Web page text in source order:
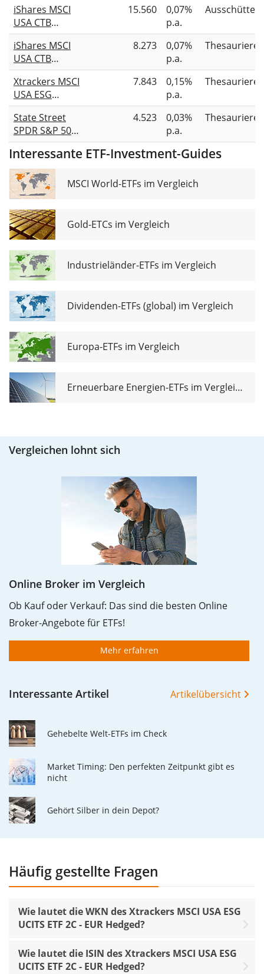
(Acc)
iShares MSCI
USA CTB
Enhanced ESG
UCITS ETF USD
(Dist)
15.560
0,07%
p.a.
iShares MSCI
USA CTB
Enhanced ESG
UCITS ETF USD
(Acc)
8.273
0,07%
p.a.
Xtrackers MSCI
USA ESG
UCITS ETF 1C
7.843
0,15%
p.a.
State Street
SPDR S&P 500
Leaders UCITS
ETF USD
Unhedged
(Acc)
4.523
0,03%
p.a.
Interessante ETF-Investment-Guides
MSCI World-ETFs im Vergleich
Gold-ETCs im Vergleich
Industrieländer-ETFs im Vergleich
Dividenden-ETFs (global) im Vergleich
Europa-ETFs im Vergleich
Erneuerbare Energien-ETFs im Vergleich
Vergleichen lohnt sich
Online Broker im Vergleich
Ob Kauf oder Verkauf: Das sind die besten Online
Broker-Angebote für ETFs!
Mehr erfahren
Interessante Artikel Artikelübersicht
Gehebelte Welt-ETFs im Check
Market Timing: Den perfekten Zeitpunkt gibt es
nicht
Gehört Silber in dein Depot?
Häufig gestellte Fragen
Wie lautet die WKN des Xtrackers MSCI USA ESG
UCITS ETF 2C - EUR Hedged?
Wie lautet die ISIN des Xtrackers MSCI USA ESG
UCITS ETF 2C - EUR Hedged?